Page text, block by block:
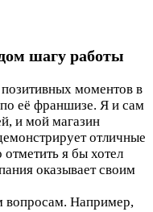
шагу работы
моментов в
её франшизе. Я и сам
и мой магазин
отличные
я бы хотел
оказывает своим
вопросам. Например,